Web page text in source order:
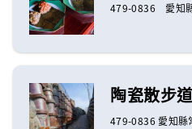
479-0836 愛知
陶瓷散步
479-0836 愛知縣